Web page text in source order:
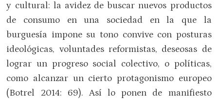
y cultural: la avidez de buscar nuevos productos
de consumo en una sociedad en la que la
burguesía impone su tono convive con posturas
ideológicas, voluntades reformistas, deseosas de
lograr un progreso social colectivo, o políticas,
como alcanzar un cierto protagonismo europeo
(Botrel 2014: 69). Así lo ponen de manifiesto